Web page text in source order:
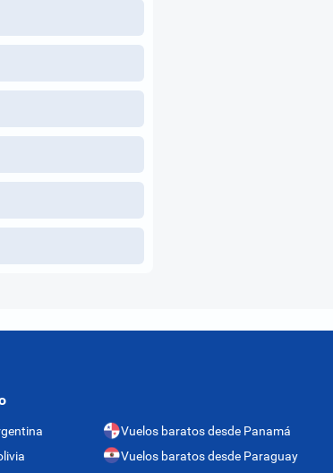
Vuelos baratos desde Panamá
Vuelos baratos desde Paraguay